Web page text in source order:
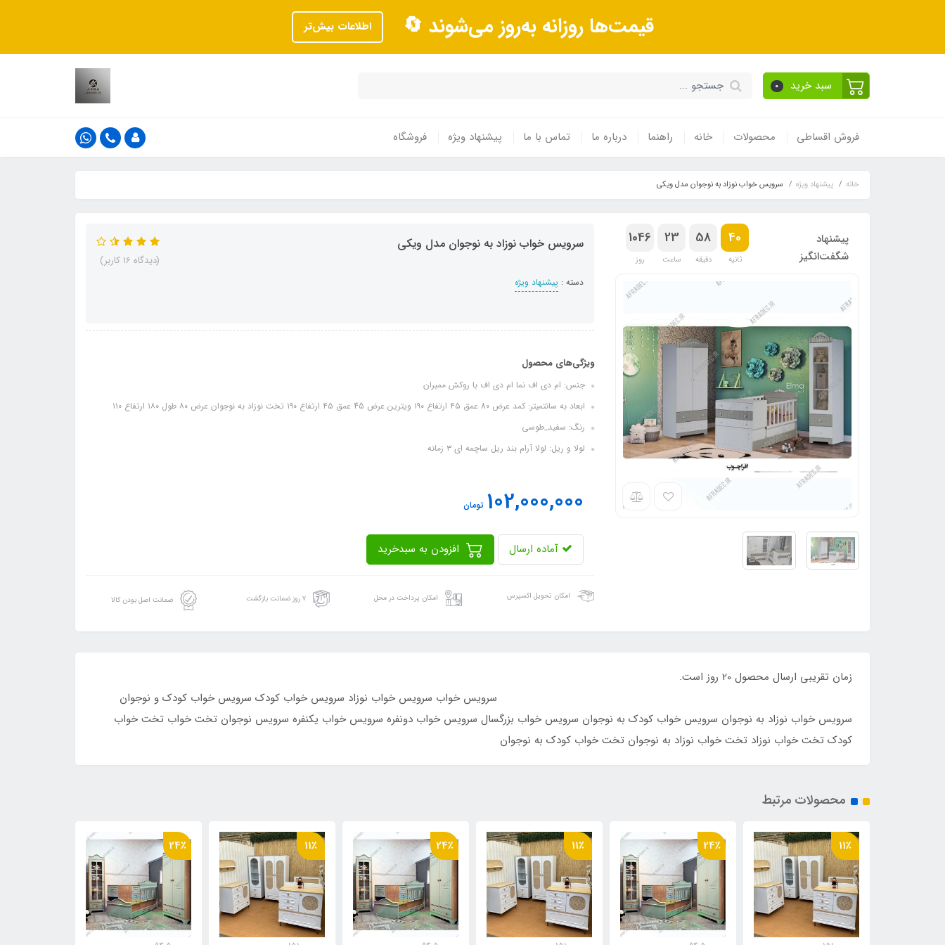
قیمت‌ها روزانه به‌روز می‌شوند 🔄 اطلاعات بیش‌تر
سبد خرید 0
فروش اقساطی محصولات خانه راهنما درباره ما تماس با ما پیشنهاد ویژه فروشگاه
خانه پیشنهاد ویژه سرویس خواب نوزاد به نوجوان مدل ویکی
پیشنهاد
شگفت‌انگیز
1046
روز
23
ساعت
58
دقیقه
39
ثانیه
سرویس خواب نوزاد به نوجوان مدل ویکی
دسته : پیشنهاد ویژه
(دیدگاه 16 کاربر)
ویژگی‌های محصول
جنس: ام دی اف نما ام دی اف با روکش ممبران
ابعاد به سانتمیتر: کمد عرض 80 عمق ۴۵ ارتفاع ۱۹۰ ویترین عرض 45 عمق ۴۵ ارتفاع ۱۹۰ تخت نوزاد به نوجوان عرض ۸۰ طول ۱۸۰ ارتفاع ۱۱۰
رنگ: سفید_طوسی
لولا و ریل: لولا آرام بند ریل ساچمه ای ۳ زمانه
102,000,000 تومان
آماده ارسال
امکان تحویل اکسپرس امکان پرداخت در محل ۷ روز ضمانت بازگشت ضمانت اصل بودن کالا
زمان تقریبی ارسال محصول 20 روز است.
سرویس خواب سرویس خواب نوزاد سرویس خواب کودک سرویس خواب کودک و نوجوان
سرویس خواب نوزاد به نوجوان سرویس خواب کودک به نوجوان سرویس خواب بزرگسال سرویس خواب دونفره سرویس خواب یکنفره سرویس نوجوان تخت خواب تخت خواب
کودک تخت خواب نوزاد تخت خواب نوزاد به نوجوان تخت خواب کودک به نوجوان
محصولات مرتبط
11٪ 24٪ 11٪ 24٪ 11٪ 24٪